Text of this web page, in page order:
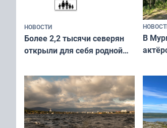
НОВОСТИ
Более 2,2 тысячи северян
открыли для себя родной
«Туризм для своих»
В